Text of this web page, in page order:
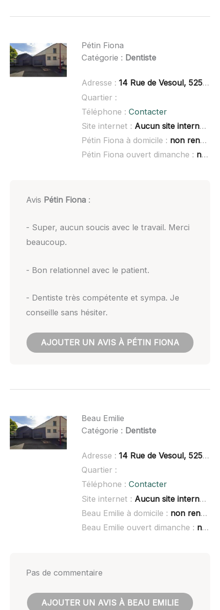
Pétin Fiona
Catégorie : Dentiste
Adresse : 14 Rue de Vesoul, 52500 Fayl-Billot
Quartier :
Téléphone : Contacter
Site internet : Aucun site internet connu
Pétin Fiona à domicile : non renseigné
Pétin Fiona ouvert dimanche : non renseigné
Avis Pétin Fiona:
- Super, aucun soucis avec le travail. Merci
beaucoup.
- Bon relationnel avec le patient.
- Dentiste très compétente et sympa. Je
conseille sans hésiter.
AJOUTER UN AVIS À PÉTIN FIONA
Beau Emilie
Catégorie : Dentiste
Adresse : 14 Rue de Vesoul, 52500 Fayl-Billot
Quartier :
Téléphone : Contacter
Site internet : Aucun site internet connu
Beau Emilie à domicile : non renseigné
Beau Emilie ouvert dimanche : non renseigné
Pas de commentaire
AJOUTER UN AVIS À BEAU EMILIE